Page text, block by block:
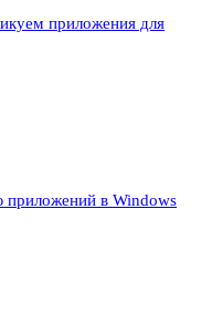
приложения для
приложений в Windows